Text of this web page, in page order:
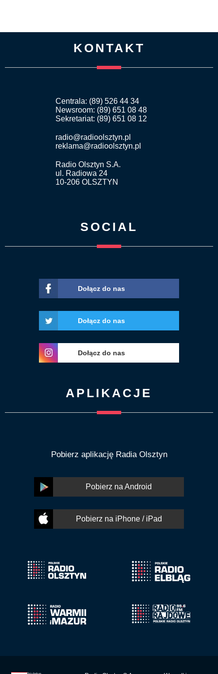
KONTAKT
Centrala: (89) 526 44 34
Newsroom: (89) 651 08 48
Sekretariat: (89) 651 08 12
radio@radioolsztyn.pl
reklama@radioolsztyn.pl
Radio Olsztyn S.A.
ul. Radiowa 24
10-206 OLSZTYN
SOCIAL
Dołącz do nas
Dołącz do nas
Dołącz do nas
APLIKACJE
Pobierz aplikację Radia Olsztyn
Pobierz na Android
Pobierz na iPhone / iPad